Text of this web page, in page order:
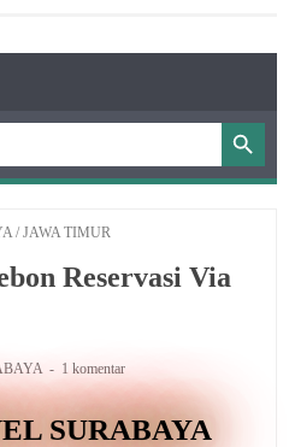
/JAWA TIMUR
Reservasi Via
1 komentar
SURABAYA